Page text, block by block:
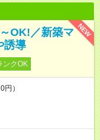
NEW
OK!／新築マ
誘導
ンクOK
）